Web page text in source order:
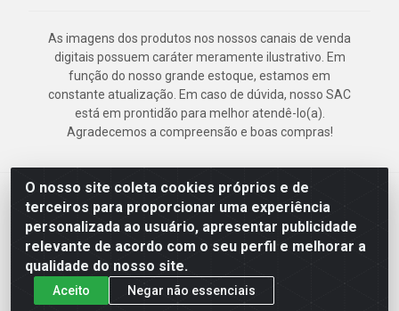
O nosso site coleta cookies próprios e de
terceiros para proporcionar uma experiência
personalizada ao usuário, apresentar publicidade
relevante de acordo com o seu perfil e melhorar a
qualidade do nosso site.
Aceito Negar não essenciais
As imagens dos produtos nos nossos canais de venda
digitais possuem caráter meramente ilustrativo. Em
função do nosso grande estoque, estamos em
constante atualização. Em caso de dúvida, nosso SAC
está em prontidão para melhor atendê-lo(a).
Agradecemos a compreensão e boas compras!
Deskontão Atacado - Av. Marechal Mascarenhas de Morais, 2471 -
Imbiribeira - Recife/PE - CEP 51.150-001 - CNPJ 24.150.377/0003-
57